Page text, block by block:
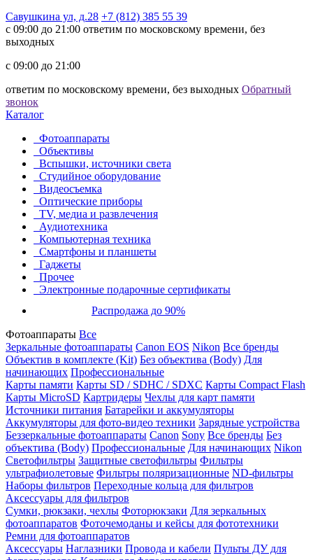
Савушкина ул, д.28 +7 (812) 385 55 39
c 09:00 до 21:00 ответим по московскому времени, без
выходных
c 09:00 до 21:00
ответим по московскому времени, без выходных Обратный
звонок
Каталог
Фотоаппараты
Объективы
Вспышки, источники света
Студийное оборудование
Видеосъемка
Оптические приборы
TV, медиа и развлечения
Аудиотехника
Компьютерная техника
Смартфоны и планшеты
Гаджеты
Прочее
Электронные подарочные сертификаты
Распродажа до 90%
Фотоаппараты Все
Зеркальные фотоаппараты Canon EOS Nikon Все бренды
Объектив в комплекте (Kit) Без объектива (Body) Для
начинающих Профессиональные
Карты памяти Карты SD / SDHC / SDXC Карты Compact Flash
Карты MicroSD Картридеры Чехлы для карт памяти
Источники питания Батарейки и аккумуляторы
Аккумуляторы для фото-видео техники Зарядные устройства
Беззеркальные фотоаппараты Canon Sony Все бренды Без
объектива (Body) Профессиональные Для начинающих Nikon
Светофильтры Защитные светофильтры Фильтры
ультрафиолетовые Фильтры поляризационные ND-фильтры
Наборы фильтров Переходные кольца для фильтров
Аксессуары для фильтров
Сумки, рюкзаки, чехлы Фоторюкзаки Для зеркальных
фотоаппаратов Фоточемоданы и кейсы для фототехники
Ремни для фотоаппаратов
Аксессуары Наглазники Провода и кабели Пульты ДУ для